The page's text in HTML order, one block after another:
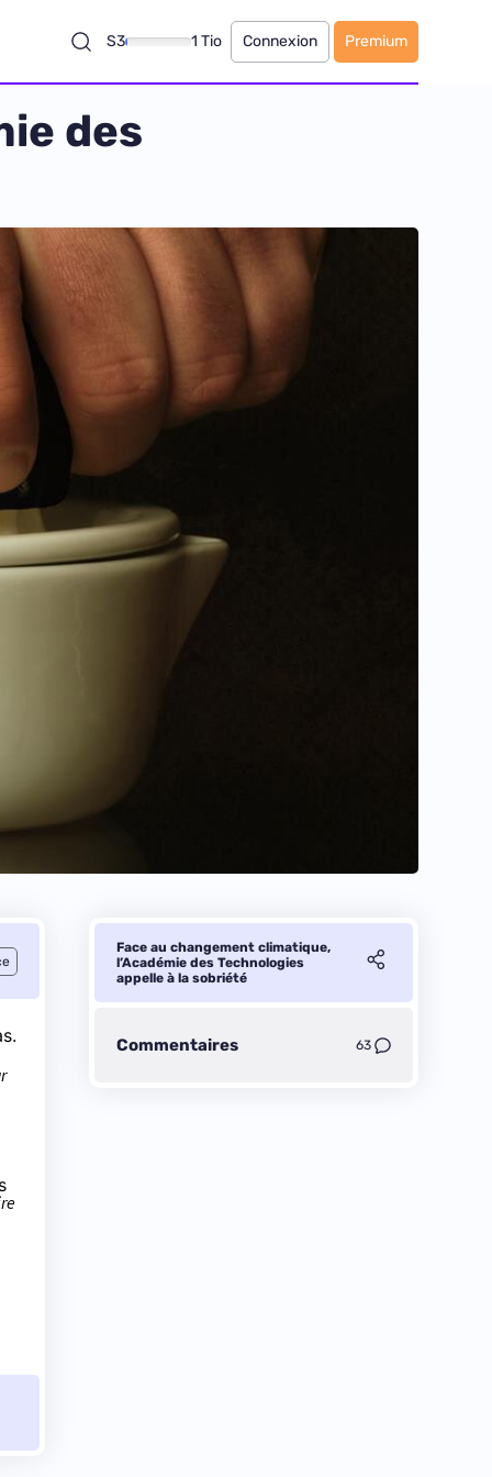
S3 1 Tio Connexion Premium
des
Face au changement climatique,
l’Académie des Technologies
appelle à la sobriété
Commentaires 63